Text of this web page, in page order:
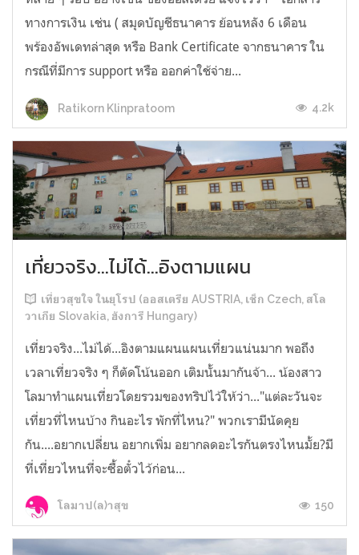
ทางการเงิน เช่น ( สมุดบัญชีธนาคาร ย้อนหลัง 6 เดือน
พร้องอัพเดทล่าสุด หรือ Bank Certificate จากธนาคาร ใน
กรณีที่มีการ support หรือ ออกค่าใช้จ่าย...
Ratikorn Klinpratoom 4.2k
เที่ยวจริง...ไม่ได้...อิงตามแผน
เที่ยวสุขใจ ในยุโรป (ออสเตรีย AUSTRIA, เช็ก Czech, สโล
วาเกีย Slovakia, ฮังการี Hungary)
เที่ยวจริง...ไม่ได้...อิงตามแผนแผนเที่ยวแน่นมาก พอถึง
เวลาเที่ยวจริง ๆ ก็ตัดโน้นออก เติมนั้นมากันจ้า... น้องสาว
โลมาทำแผนเที่ยวโดยรวมของทริปไว้ให้ว่า..."แต่ละวันจะ
เที่ยวที่ไหนบ้าง กินอะไร พักที่ไหน?" พวกเรามีนัดคุย
กัน....อยากเปลี่ยน อยากเพิ่ม อยากลดอะไรกันตรงไหนมั้ย?มี
ที่เที่ยวไหนที่จะซื้อตั๋วไว้ก่อน...
โลมาป(ล)าสุข 150